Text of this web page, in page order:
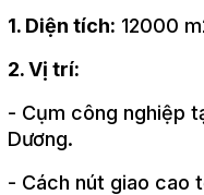
1. Diện tích: 12000
2. Vị trí:
- Cụm công nghiệp
Dương.
- Cách nút giao cao